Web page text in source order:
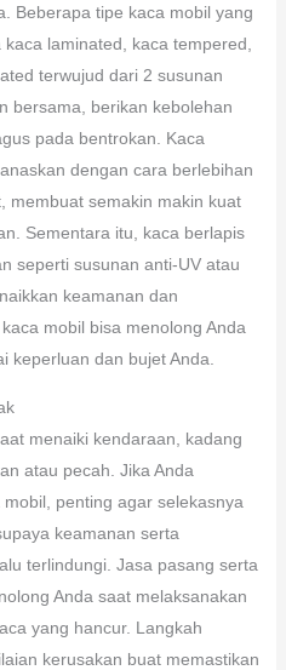
Beberapa tipe kaca mobil yang
laminated, kaca tempered,
terwujud dari 2 susunan
bersama, berikan kebolehan
pada bentrokan. Kaca
dengan cara berlebihan
membuat semakin makin kuat
Sementara itu, kaca berlapis
seperti susunan anti-UV atau
keamanan dan
mobil bisa menolong Anda
keperluan dan bujet Anda.
menaiki kendaraan, kadang
atau pecah. Jika Anda
penting agar selekasnya
keamanan serta
terlindungi. Jasa pasang serta
Anda saat melaksanakan
yang hancur. Langkah
kerusakan buat memastikan